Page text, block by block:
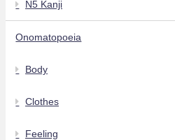
N5 Kanji
Onomatopoeia
Body
Clothes
Feeling